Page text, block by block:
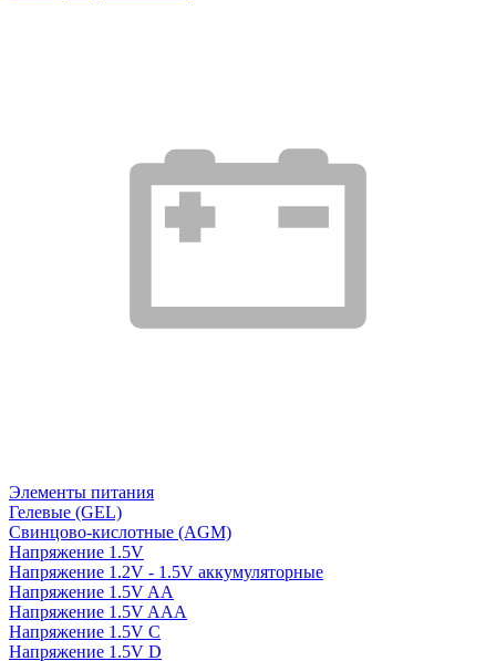
Элементы питания
Гелевые (GEL)
Свинцово-кислотные (AGM)
Напряжение 1.5V
Напряжение 1.2V - 1.5V аккумуляторные
Напряжение 1.5V AA
Напряжение 1.5V AAA
Напряжение 1.5V C
Напряжение 1.5V D